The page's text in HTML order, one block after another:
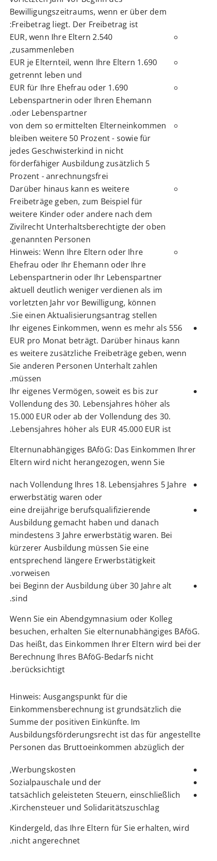
Bewilligungszeitraums, wenn er über dem
Freibetrag liegt. Der Freibetrag ist:
2.540 EUR, wenn Ihre Eltern
zusammenleben,
1.690 EUR je Elternteil, wenn Ihre Eltern
getrennt leben und
1.690 EUR für Ihre Ehefrau oder
Lebenspartnerin oder Ihren Ehemann
oder Lebenspartner.
von dem so ermittelten Elterneinkommen
bleiben weitere 50 Prozent - sowie für
jedes Geschwisterkind in nicht
förderfähiger Ausbildung zusätzlich 5
Prozent - anrechnungsfrei
Darüber hinaus kann es weitere
Freibeträge geben, zum Beispiel für
weitere Kinder oder andere nach dem
Zivilrecht Unterhaltsberechtigte der oben
genannten Personen.
Hinweis: Wenn Ihre Eltern oder Ihre
Ehefrau oder Ihr Ehemann oder Ihre
Lebenspartnerin oder Ihr Lebenspartner
aktuell deutlich weniger verdienen als im
vorletzten Jahr vor Bewilligung, können
Sie einen Aktualisierungsantrag stellen.
Ihr eigenes Einkommen, wenn es mehr als 556
EUR pro Monat beträgt. Darüber hinaus kann
es weitere zusätzliche Freibeträge geben, wenn
Sie anderen Personen Unterhalt zahlen
müssen.
Ihr eigenes Vermögen, soweit es bis zur
Vollendung des 30. Lebensjahres höher als
15.000 EUR oder ab der Vollendung des 30.
Lebensjahres höher als EUR 45.000 EUR ist.
Elternunabhängiges BAföG: Das Einkommen Ihrer
Eltern wird nicht herangezogen, wenn Sie
nach Vollendung Ihres 18. Lebensjahres 5 Jahre
erwerbstätig waren oder
eine dreijährige berufsqualifizierende
Ausbildung gemacht haben und danach
mindestens 3 Jahre erwerbstätig waren. Bei
kürzerer Ausbildung müssen Sie eine
entsprechend längere Erwerbstätigkeit
vorweisen.
bei Beginn der Ausbildung über 30 Jahre alt
sind.
Wenn Sie ein Abendgymnasium oder Kolleg
besuchen, erhalten Sie elternunabhängiges BAföG.
Das heißt, das Einkommen Ihrer Eltern wird bei der
Berechnung Ihres BAföG-Bedarfs nicht
berücksichtigt.
Hinweis: Ausgangspunkt für die
Einkommensberechnung ist grundsätzlich die
Summe der positiven Einkünfte. Im
Ausbildungsförderungsrecht ist das für angestellte
Personen das Bruttoeinkommen abzüglich der
Werbungskosten,
Sozialpauschale und der
tatsächlich geleisteten Steuern, einschließlich
Kirchensteuer und Solidaritätszuschlag.
Kindergeld, das Ihre Eltern für Sie erhalten, wird
nicht angerechnet.